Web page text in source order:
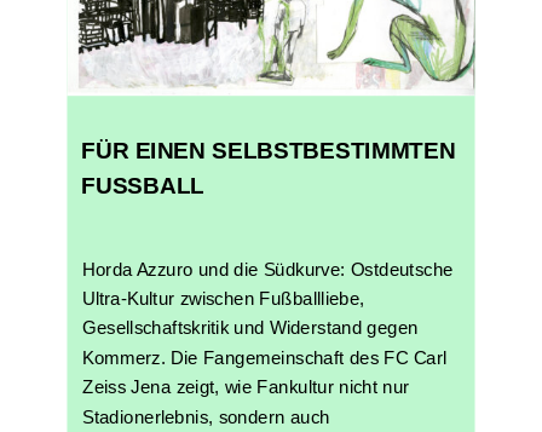
FÜR EINEN SELBSTBESTIMMTEN
FUSSBALL
Horda Azzuro und die Südkurve: Ostdeutsche
Ultra-Kultur zwischen Fußballliebe,
Gesellschaftskritik und Widerstand gegen
Kommerz. Die Fangemeinschaft des FC Carl
Zeiss Jena zeigt, wie Fankultur nicht nur
Stadionerlebnis, sondern auch